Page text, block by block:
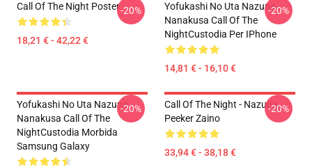
Call Of The Night Poster
18,21 € - 42,22 €
-20%
Yofukashi No Uta Nazuna
Nanakusa Call Of The
NightCustodia Per IPhone
14,81 € - 16,10 €
-20%
Yofukashi No Uta Nazuna
Nanakusa Call Of The
NightCustodia Morbida
Samsung Galaxy
-20%
Call Of The Night - Nazuna
Peeker Zaino
33,94 € - 38,18 €
-20%